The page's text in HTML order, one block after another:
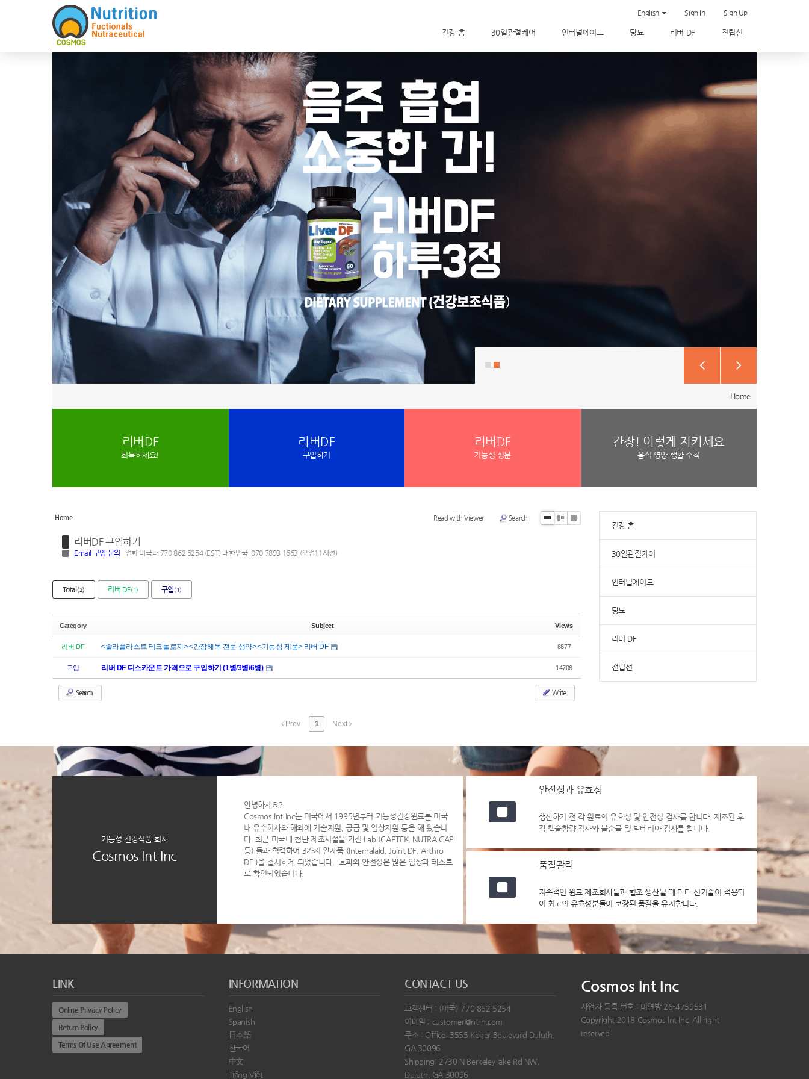
English Sign In Sign Up
건강 홈 30일관절케어 인터널에이드 당뇨 리버 DF 전립선
Home
리버DF
회복하세요!
리버DF
구입하기
리버DF
기능성 성분
간장! 이렇게 지키세요
음식 영양 생활 수칙
건강 홈
30일관절케어
인터널에이드
당뇨
리버 DF
전립선
Home Read with Viewer Search
리버DF 구입하기
Email 구입 문의 전화 미국내 770 862 5254 (EST) 대한민국 070 7893 1663 (오전11시전)
Total(2) 리버 DF(1) 구입(1)
Li
Zi
G
Category Subject Views
리버 DF <솔라플라스트 테크놀로지> <간장해독 전문 생약> <기능성 제품> 리버 DF 8877
구입 리버 DF 디스카운트 가격으로 구입하기 (1병/3병/6병) 14706
Search Write
Prev 1 Next
기능성 건강식품 회사
Cosmos Int Inc
안녕하세요?
Cosmos Int Inc는 미국에서 1995년부터 기능성건강원료를 미국
내 유수회사와 해외에 기술지원, 공급 및 임상지원 등을 해 왔습니
다. 최근 미국내 첨단 제조시설을 가진 Lab (CAPTEK, NUTRA CAP
등) 들과 협력하여 3가지 완제품 (Internalaid, Joint DF, Arthro
DF )을 출시하게 되었습니다. 효과와 안전성은 많은 임상과 테스트
로 확인되었습니다.
안전성과 유효성
생산하기 전 각 원료의 유효성 및 안전성 검사를 합니다. 제조된 후
각 캡슐함량 검사와 불순물 및 박테리아 검사를 합니다.
품질관리
지속적인 원료 제조회사들과 협조 생산될 때 마다 신기술이 적용되
어 최고의 유효성분들이 보장된 품질을 유지합니다.
LINK
Online Privacy Policy
Return Policy
Terms Of Use Agreement
INFORMATION
English
Spanish
日本語
한국어
中文
Tiếng Việt
CONTACT US
고객센터 : (미국) 770 862 5254
이메일 : customer@ntrh.com
주소 : Office: 3555 Koger Boulevard Duluth,
GA 30096
Shipping: 2730 N Berkeley lake Rd NW,
Duluth, GA 30096
Cosmos Int Inc
사업자 등록 번호 : 미연방 26-4759531
Copyright 2018 Cosmos Int Inc. All right
reserved